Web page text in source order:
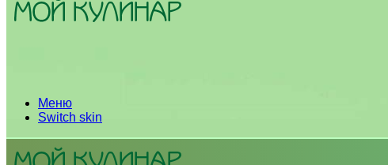
Меню
Switch skin